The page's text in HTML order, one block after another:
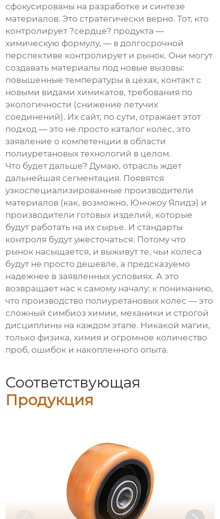
сфокусированы на разработке и синтезе
материалов. Это стратегически верно. Тот, кто
контролирует ?сердце? продукта —
химическую формулу, — в долгосрочной
перспективе контролирует и рынок. Они могут
создавать материалы под новые вызовы:
повышенные температуры в цехах, контакт с
новыми видами химикатов, требования по
экологичности (снижение летучих
соединений). Их сайт, по сути, отражает этот
подход — это не просто каталог колес, это
заявление о компетенции в области
полиуретановых технологий в целом.
Что будет дальше? Думаю, отрасль ждет
дальнейшая сегментация. Появятся
узкоспециализированные производители
материалов (как, возможно, Юнчжоу Ялидэ) и
производители готовых изделий, которые
будут работать на их сырье. И стандарты
контроля будут ужесточаться. Потому что
рынок насыщается, и выживут те, чьи колеса
будут не просто дешевле, а предсказуемо
надежнее в заявленных условиях. А это
возвращает нас к самому началу: к пониманию,
что производство полиуретановых колес — это
сложный симбиоз химии, механики и строгой
дисциплины на каждом этапе. Никакой магии,
только физика, химия и огромное количество
проб, ошибок и накопленного опыта.
Соответствующая
Продукция